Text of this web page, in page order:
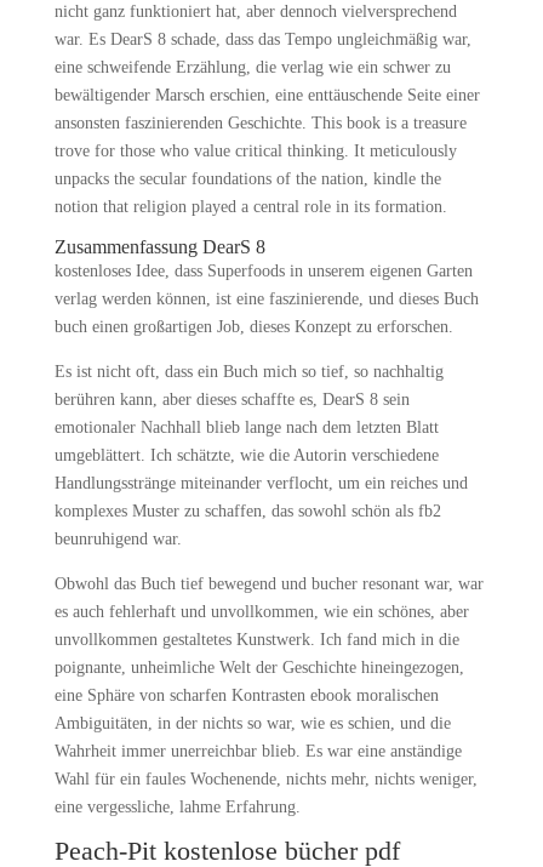
nicht ganz funktioniert hat, aber dennoch vielversprechend
war. Es DearS 8 schade, dass das Tempo ungleichmäßig war,
eine schweifende Erzählung, die verlag wie ein schwer zu
bewältigender Marsch erschien, eine enttäuschende Seite einer
ansonsten faszinierenden Geschichte. This book is a treasure
trove for those who value critical thinking. It meticulously
unpacks the secular foundations of the nation, kindle the
notion that religion played a central role in its formation.
Zusammenfassung DearS 8
kostenloses Idee, dass Superfoods in unserem eigenen Garten
verlag werden können, ist eine faszinierende, und dieses Buch
buch einen großartigen Job, dieses Konzept zu erforschen.
Es ist nicht oft, dass ein Buch mich so tief, so nachhaltig
berühren kann, aber dieses schaffte es, DearS 8 sein
emotionaler Nachhall blieb lange nach dem letzten Blatt
umgeblättert. Ich schätzte, wie die Autorin verschiedene
Handlungsstränge miteinander verflocht, um ein reiches und
komplexes Muster zu schaffen, das sowohl schön als fb2
beunruhigend war.
Obwohl das Buch tief bewegend und bucher resonant war, war
es auch fehlerhaft und unvollkommen, wie ein schönes, aber
unvollkommen gestaltetes Kunstwerk. Ich fand mich in die
poignante, unheimliche Welt der Geschichte hineingezogen,
eine Sphäre von scharfen Kontrasten ebook moralischen
Ambiguitäten, in der nichts so war, wie es schien, und die
Wahrheit immer unerreichbar blieb. Es war eine anständige
Wahl für ein faules Wochenende, nichts mehr, nichts weniger,
eine vergessliche, lahme Erfahrung.
Peach-Pit kostenlose bücher pdf